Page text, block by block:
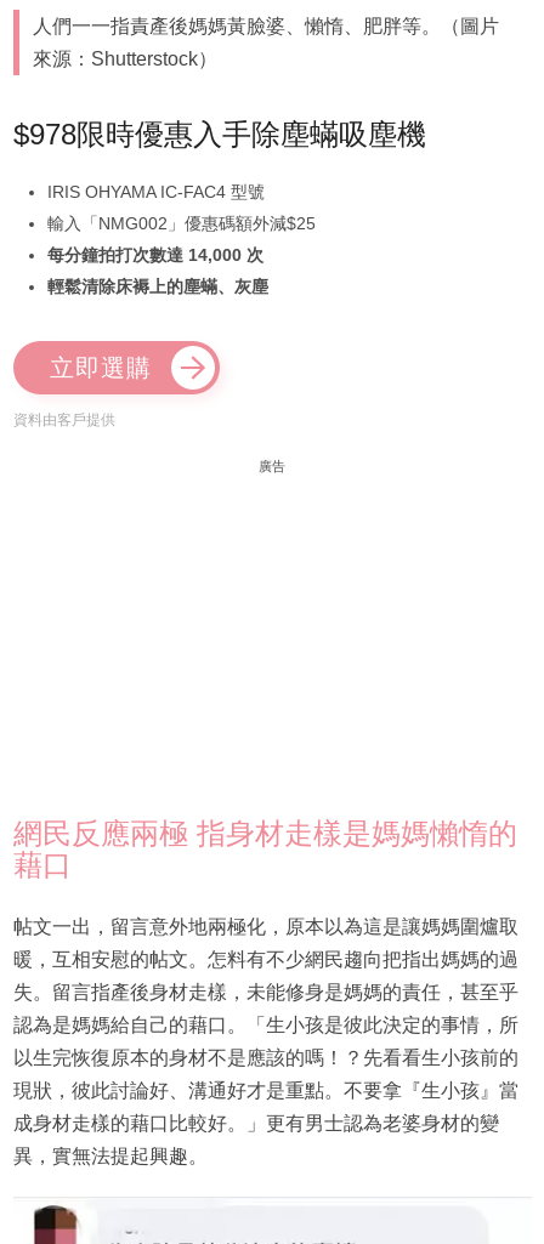
人們一一指責產後媽媽黃臉婆、懶惰、肥胖等。（圖片
來源：Shutterstock）
$978限時優惠入手除塵蟎吸塵機
IRIS OHYAMA IC-FAC4 型號
輸入「NMG002」優惠碼額外減$25
每分鐘拍打次數達 14,000 次
輕鬆清除床褥上的塵蟎、灰塵
立即選購
資料由客戶提供
廣告
網民反應兩極 指身材走樣是媽媽懶惰的
藉口
帖文一出，留言意外地兩極化，原本以為這是讓媽媽圍爐取
暖，互相安慰的帖文。怎料有不少網民趨向把指出媽媽的過
失。留言指產後身材走樣，未能修身是媽媽的責任，甚至乎
認為是媽媽給自己的藉口。「生小孩是彼此決定的事情，所
以生完恢復原本的身材不是應該的嗎！？先看看生小孩前的
現狀，彼此討論好、溝通好才是重點。不要拿『生小孩』當
成身材走樣的藉口比較好。」更有男士認為老婆身材的變
異，實無法提起興趣。